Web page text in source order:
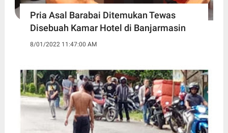
Pria Asal Barabai Ditemukan Tewas
Disebuah Kamar Hotel di Banjarmasin
8/01/2022 11:47:00 AM